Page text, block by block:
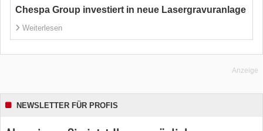
Chespa Group investiert in neue Lasergravuranlage
Weiterlesen
Anzeige
NEWSLETTER FÜR PROFIS